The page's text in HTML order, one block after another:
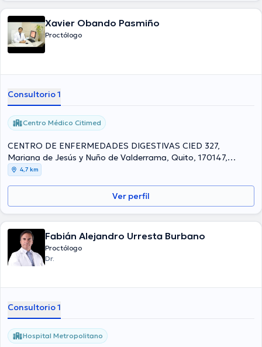
Xavier Obando Pasmiño
Proctólogo
Consultorio 1
Centro Médico Citimed
CENTRO DE ENFERMEDADES DIGESTIVAS CIED 327,
Mariana de Jesús y Nuño de Valderrama, Quito, 170147,
Ecuador, Quito
4,7 km
Ver perfil
Fabián Alejandro Urresta Burbano
Proctólogo
Dr.
Consultorio 1
Hospital Metropolitano